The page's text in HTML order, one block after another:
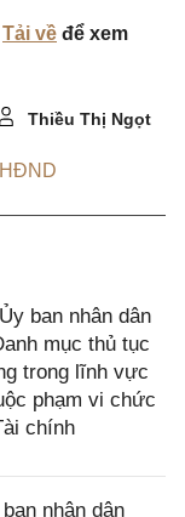
Tải về để xem
Thiều Thị Ngọt
ban nhân dân
mục thủ tục
trong lĩnh vực
phạm vi chức
chính
nhân dân